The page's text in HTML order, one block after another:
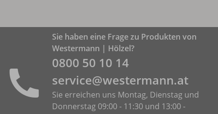
Sie haben eine Frage zu Produkten von
Westermann | Hölzel?
0800 50 10 14
service@westermann.at
Sie erreichen uns Montag, Dienstag und
Donnerstag 09:00 - 11:30 und 13:00 -